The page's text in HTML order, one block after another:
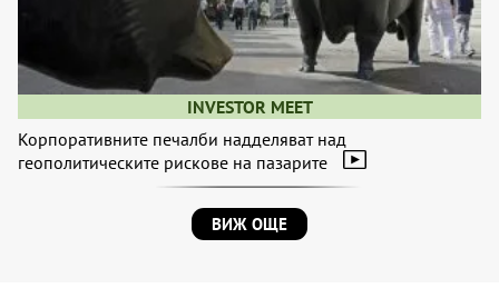
INVESTOR MEET
Корпоративните печалби надделяват над
геополитическите рискове на пазарите
ВИЖ ОЩЕ